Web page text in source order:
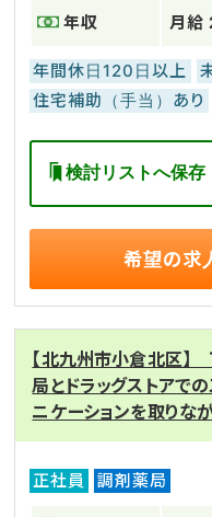
年収 月給
年間休日120日以上
住宅補助（手当）あり
検討リストへ保存
希望の求
【北九州市小倉北区
局とドラッグストアで
ニケーションを取りなが
正社員 調剤薬局